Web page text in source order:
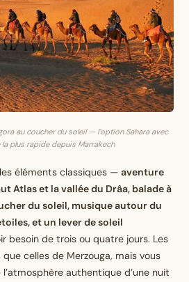
au coucher du soleil — l’option Sahara avec
la plus rapide depuis Marrakech
éléments classiques —aventure
Atlas et la vallée du Drâa, balade à
du soleil, musique autour du
et un lever de soleil
besoin de trois ou quatre jours. Les
celles de Merzouga, mais vous
authentique d’une nuit